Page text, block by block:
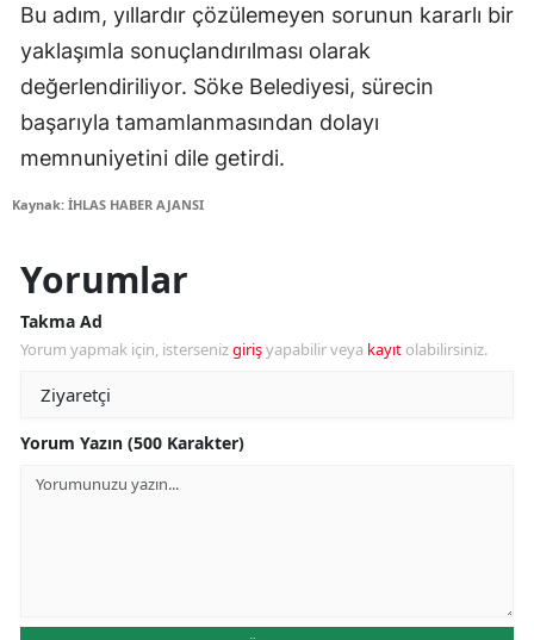
Bu adım, yıllardır çözülemeyen sorunun kararlı bir
yaklaşımla sonuçlandırılması olarak
değerlendiriliyor. Söke Belediyesi, sürecin
başarıyla tamamlanmasından dolayı
memnuniyetini dile getirdi.
Kaynak: İHLAS HABER AJANSI
Yorumlar
Takma Ad
Yorum yapmak için, istersenizgirişyapabilir veya kayıt olabilirsiniz.
Yorum Yazın (500 Karakter)